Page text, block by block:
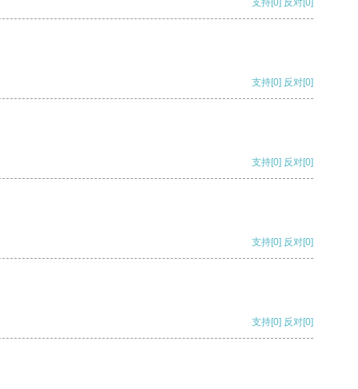
支持 [0] 反对 [0]
支持[0] 反对[0]
支持[0] 反对[0]
支持[0] 反对[0]
支持[0] 反对[0]